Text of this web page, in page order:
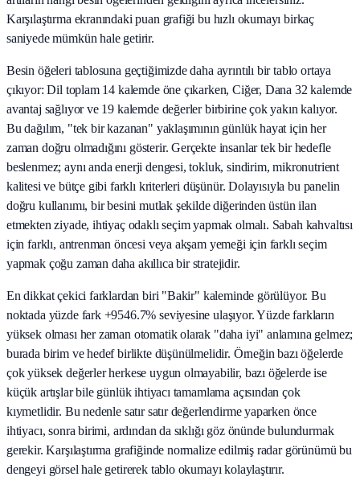
Karşılaştırma ekranındaki puan grafiği bu hızlı okumayı birkaç
saniyede mümkün hale getirir.
Besin öğeleri tablosuna geçtiğimizde daha ayrıntılı bir tablo ortaya
çıkıyor: Dil toplam 14 kalemde öne çıkarken, Ciğer, Dana 32 kalemde
avantaj sağlıyor ve 19 kalemde değerler birbirine çok yakın kalıyor.
Bu dağılım, "tek bir kazanan" yaklaşımının günlük hayat için her
zaman doğru olmadığını gösterir. Gerçekte insanlar tek bir hedefle
beslenmez; aynı anda enerji dengesi, tokluk, sindirim, mikronutrient
kalitesi ve bütçe gibi farklı kriterleri düşünür. Dolayısıyla bu panelin
doğru kullanımı, bir besini mutlak şekilde diğerinden üstün ilan
etmekten ziyade, ihtiyaç odaklı seçim yapmak olmalı. Sabah kahvaltısı
için farklı, antrenman öncesi veya akşam yemeği için farklı seçim
yapmak çoğu zaman daha akıllıca bir stratejidir.
En dikkat çekici farklardan biri "Bakir" kaleminde görülüyor. Bu
noktada yüzde fark +9546.7% seviyesine ulaşıyor. Yüzde farkların
yüksek olması her zaman otomatik olarak "daha iyi" anlamına gelmez;
burada birim ve hedef birlikte düşünülmelidir. Örneğin bazı öğelerde
çok yüksek değerler herkese uygun olmayabilir, bazı öğelerde ise
küçük artışlar bile günlük ihtiyacı tamamlama açısından çok
kıymetlidir. Bu nedenle satır satır değerlendirme yaparken önce
ihtiyacı, sonra birimi, ardından da sıklığı göz önünde bulundurmak
gerekir. Karşılaştırma grafiğinde normalize edilmiş radar görünümü bu
dengeyi görsel hale getirerek tablo okumayı kolaylaştırır.